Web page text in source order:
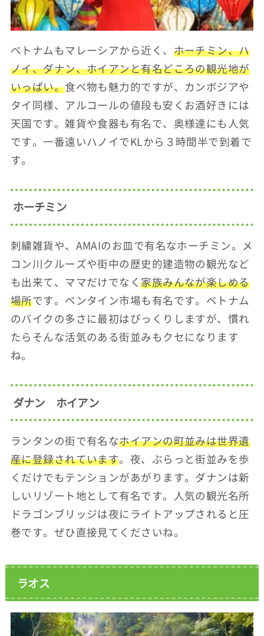
ベトナムもマレーシアから近く、 ホーチミン、ハ
ノイ、ダナン、ホイアンと有名どころの観光地が
いっぱい。食べ物も魅力的ですが、カンボジアや
タイ同様、アルコールの値段も安くお酒好きには
天国です。雑貨や食器も有名で、奥様達にも人気
です。一番遠いハノイでKLから３時間半で到着で
す。
ホーチミン
刺繍雑貨や、AMAIのお皿で有名なホーチミン。メ
コン川クルーズや街中の歴史的建造物の観光など
も出来て、ママだけでなく家族みんなが楽しめる
場所です。ベンタイン市場も有名です。ベトナム
のバイクの多さに最初はびっくりしますが、慣れ
たらそんな活気のある街並みもクセになります
ね。
ダナン ホイアン
ランタンの街で有名なホイアンの町並みは世界遺
産に登録されています。夜、ぶらっと街並みを歩
くだけでもテンションがあがります。ダナンは新
しいリゾート地として有名です。人気の観光名所
ドラゴンブリッジは夜にライトアップされると圧
巻です。ぜひ直接見てくださいね。
ラオス